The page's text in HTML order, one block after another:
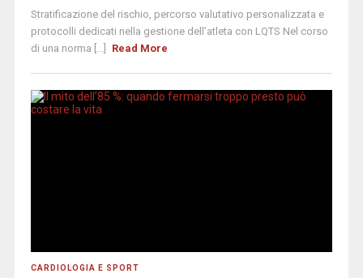
Stratificazione del rischio, percorso valutativo personalizzata e
protocolli dedicati nella gestione dell’atleta con LQTS Nel corso
di una norma [...]
Read More
CARDIOLOGIA E SPORT